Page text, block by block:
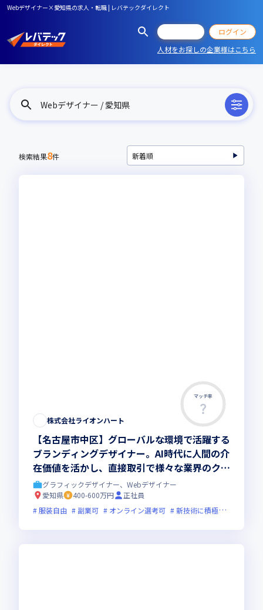
Webデザイナー×愛知県の求人・転職 | レバテックダイレクト
ログイン
人材をお探しの企業様はこちら
Webデザイナー / 愛知県
検索結果8件
マッチ率
株式会社ライオンハート
【名古屋市中区】グローバルな環境で活躍する
ブランディングデザイナー。AI時代に人間の介
在価値を活かし、直接取引で様々な業界のクリ
エイティブを推進。
グラフィックデザイナー、Webデザイナー
愛知県
400-600万円
正社員
服装自由
副業可 オンライン選考可 新技術に積極的